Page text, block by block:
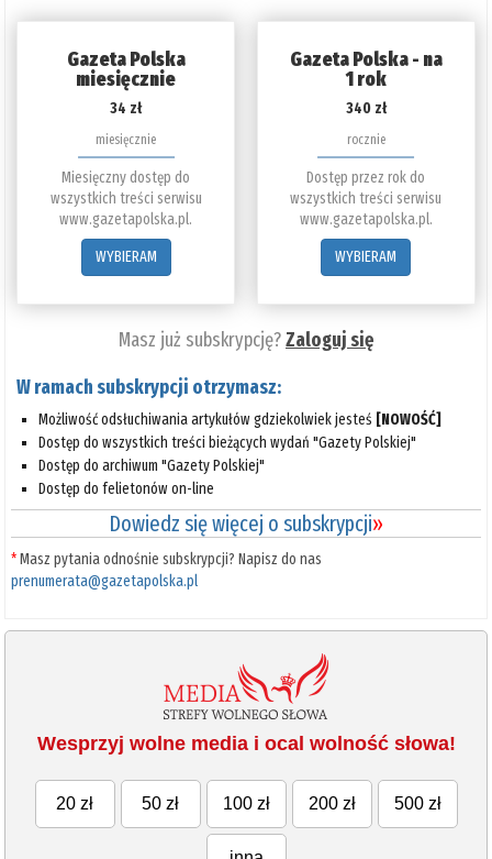
Gazeta Polska
miesięcznie
34 zł
miesięcznie
Miesięczny dostęp do
wszystkich treści serwisu
www.gazetapolska.pl.
WYBIERAM
Gazeta Polska - na
1 rok
340 zł
rocznie
Dostęp przez rok do
wszystkich treści serwisu
www.gazetapolska.pl.
WYBIERAM
Masz już subskrypcję?Zaloguj się
W ramach subskrypcji otrzymasz:
Możliwość odsłuchiwania artykułów gdziekolwiek jesteś [NOWOŚĆ]
Dostęp do wszystkich treści bieżących wydań "Gazety Polskiej"
Dostęp do archiwum "Gazety Polskiej"
Dostęp do felietonów on-line
Dowiedz się więcej o subskrypcji»
*Masz pytania odnośnie subskrypcji? Napisz do nas
prenumerata@gazetapolska.pl
Wesprzyj wolne media i ocal wolność słowa!
20 zł 50 zł 100 zł 200 zł 500 zł